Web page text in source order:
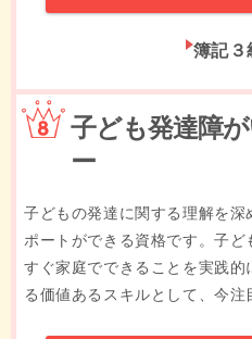
簿記３
子ども発達障
ー
子どもの発達に関する理解を
ポートができる資格です。子
すぐ家庭でできることを実践
る価値あるスキルとして、今注